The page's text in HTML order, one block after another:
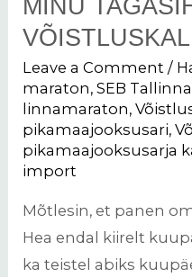
Leave a Comment /
maraton,SEB
linnamaraton,
pikamaajooksusari,
pikamaajooksusarja
import
Mõtlesin, et panen
Hea endal kiirelt
ka teistel abiks
tagasihoidlik
võistluskalender